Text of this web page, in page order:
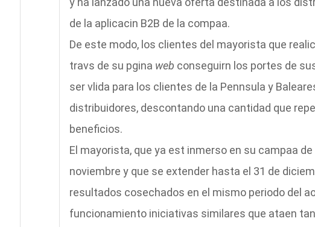
de la aplicacin B2B de la compaa.
De este modo, los clientes del mayorista que
travs de su pgina web conseguirn los portes de
ser vlida para los clientes de la Pennsula y
distribuidores, descontando una cantidad que
beneficios.
El mayorista, que ya est inmerso en su campaa
noviembre y que se extender hasta el 31 de
resultados cosechados en el mismo periodo del
funcionamiento iniciativas similares que ataen